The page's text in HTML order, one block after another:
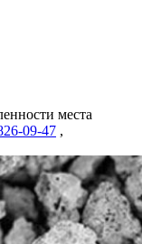
места
09-47 ,